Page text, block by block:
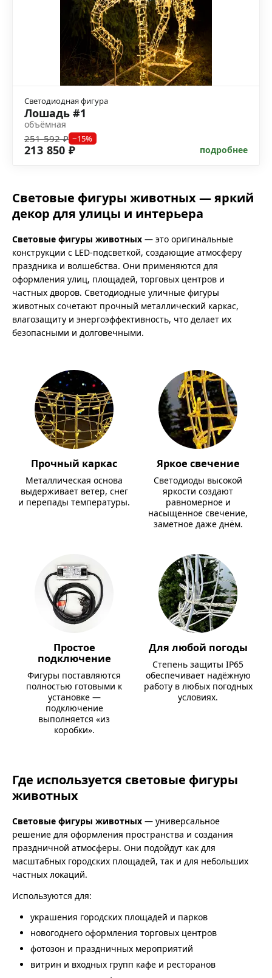
Светодиодная фигура
Лошадь #1
объёмная
251 592 ₽ −15%
213 850 ₽ подробнее
Световые фигуры животных — яркий
декор для улицы и интерьера
Световые фигуры животных — это оригинальные
конструкции с LED-подсветкой, создающие атмосферу
праздника и волшебства. Они применяются для
оформления улиц, площадей, торговых центров и
частных дворов. Светодиодные уличные фигуры
животных сочетают прочный металлический каркас,
влагозащиту и энергоэффективность, что делает их
безопасными и долговечными.
Прочный каркас
Металлическая основа
выдерживает ветер, снег
и перепады температуры.
Яркое свечение
Светодиоды высокой
яркости создают
равномерное и
насыщенное свечение,
заметное даже днём.
Простое
подключение
Фигуры поставляются
полностью готовыми к
установке —
подключение
выполняется «из
коробки».
Для любой погоды
Степень защиты IP65
обеспечивает надёжную
работу в любых погодных
условиях.
Где используется световые фигуры
животных
Световые фигуры животных — универсальное
решение для оформления пространства и создания
праздничной атмосферы. Они подойдут как для
масштабных городских площадей, так и для небольших
частных локаций.
Используются для:
украшения городских площадей и парков
новогоднего оформления торговых центров
фотозон и праздничных мероприятий
витрин и входных групп кафе и ресторанов